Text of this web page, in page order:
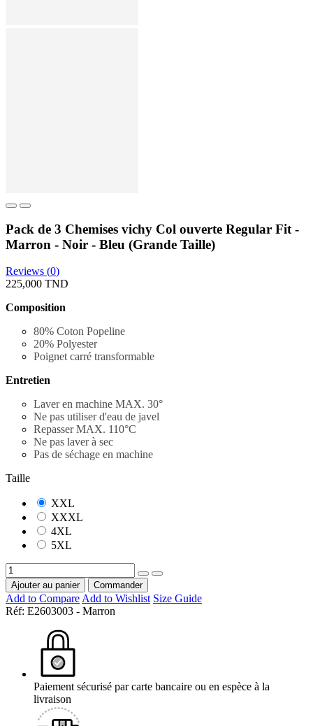
Pack de 3 Chemises vichy Col ouverte Regular Fit -
Marron - Noir - Bleu (Grande Taille)
Reviews (0)
225,000 TND
Composition
80% Coton Popeline
20% Polyester
Poignet carré transformable
Entretien
Laver en machine MAX. 30°
Ne pas utiliser d'eau de javel
Repasser MAX. 110°C
Ne pas laver à sec
Pas de séchage en machine
Taille
XXL
XXXL
4XL
5XL
Ajouter au panier Commander
Add to CompareAdd to Wishlist Size Guide
Réf: E2603003 - Marron
Paiement sécurisé par carte bancaire ou en espèce à la
livraison